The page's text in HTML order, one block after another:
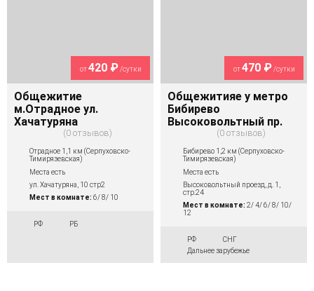
от420 ₽/сутки
Общежитие
м.Отрадное ул.
Хачатуряна
0 отзывов
Отрадное 1,1 км (Серпуховско-
Тимирязевская)
Места есть
ул. Хачатуряна, 10 стр2
Мест в комнате: 6/ 8/ 10
РФ РБ
от470 ₽/сутки
Общежитияе у метро
Бибирево
Высоковольтный пр.
0 отзывов
Бибирево 1,2 км (Серпуховско-
Тимирязевская)
Места есть
Высоковольтный проезд, д. 1,
стр.24
Мест в комнате: 2/ 4/ 6/ 8/ 10/
12
РФ
СНГ
Дальнее зарубежье